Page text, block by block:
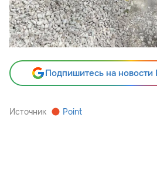
Подпишитесь на новости
Источник Point